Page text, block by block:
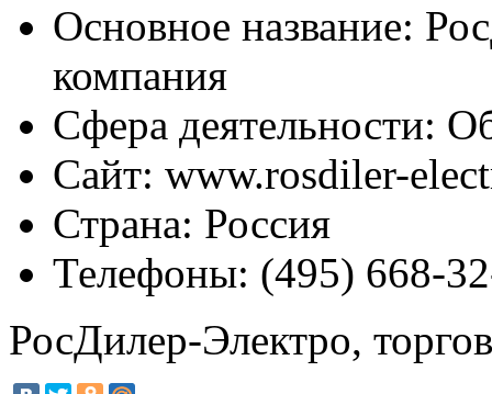
Основное название:
компания
Сфера деятельности:
Сайт: www.rosdiler-
Страна: Россия
Телефоны: (495) 668-
РосДилер-Электро,